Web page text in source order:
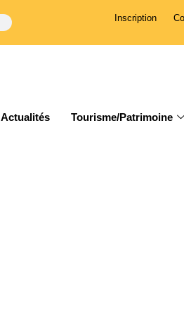
Inscription
Actualités Tourisme/Patrimoine